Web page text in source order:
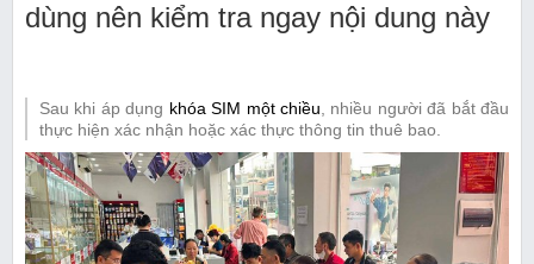
dùng nên kiểm tra ngay nội dung này
Sau khi áp dụng khóa SIM một chiều, nhiều người đã bắt đầu
thực hiện xác nhận hoặc xác thực thông tin thuê bao.